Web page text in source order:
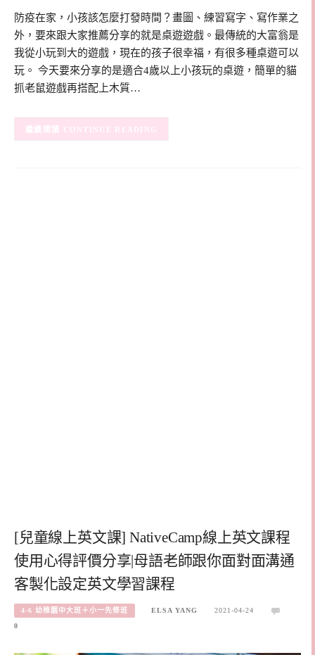
防疫在家，小孩該怎麼打發時間？畫圖、練習寫字、寫作業之
外，要來跟大家推薦分享的就是桌遊遊戲。最傳統的大富翁是
我從小玩到大的遊戲，現在的孩子很幸福，有很多種桌遊可以
玩。 今天要來分享的是適合4歲以上小孩玩的桌遊，簡單的貓
抓老鼠遊戲再搭配上木質…
CONTINUE READING
[兒童線上英文課] NativeCamp線上英文課程
使用心得評價分享|母語老師跟你面對面溝通
客製化設定英文學習課程
4-6 幼稚園中大班＋小一先修班 ELSA YANG
2021-04-24
0